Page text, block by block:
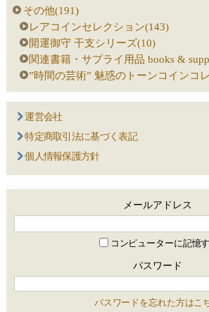
その他(191)
レアコインセレクション(143)
開運御守 干支シリーズ(10)
関連書籍・サプライ用品 books &
”時間の芸術” 魅惑のトーンコインコ
運営会社
特定商取引法に基づく表記
個人情報保護方針
メールアドレス
コンピューターに記憶
パスワード
パスワードを忘れた方はこ